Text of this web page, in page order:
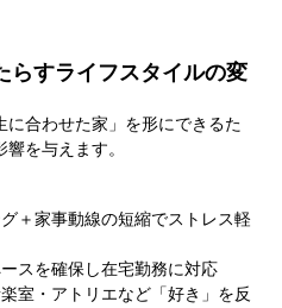
らすライフスタイルの変
合わせた家」を形にできるた
を与えます。
＋家事動線の短縮でストレス軽
スを確保し在宅勤務に対応
室・アトリエなど「好き」を反